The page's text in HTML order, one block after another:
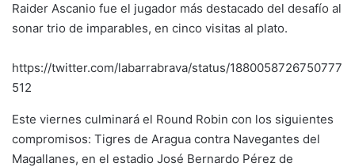
Raider Ascanio fue el jugador más destacado del desafío al
sonar trio de imparables, en cinco visitas al plato.
https://twitter.com/labarrabrava/status/1880058726750777
512
Este viernes culminará el Round Robin con los siguientes
compromisos: Tigres de Aragua contra Navegantes del
Magallanes, en el estadio José Bernardo Pérez de